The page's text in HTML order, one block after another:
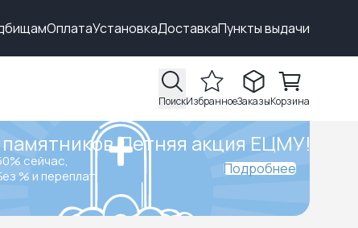
ОплатаУстановкаДоставкаПункты выдачи
ПоискИзбранноеЗаказыКорзина
Летняя акция ЕЦМУ!
сейчас,
% и переплат.
Подробнее